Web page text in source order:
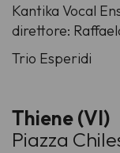
Kantika Vocal
direttore:
Trio Esperidi
Thiene (VI)
Piazza